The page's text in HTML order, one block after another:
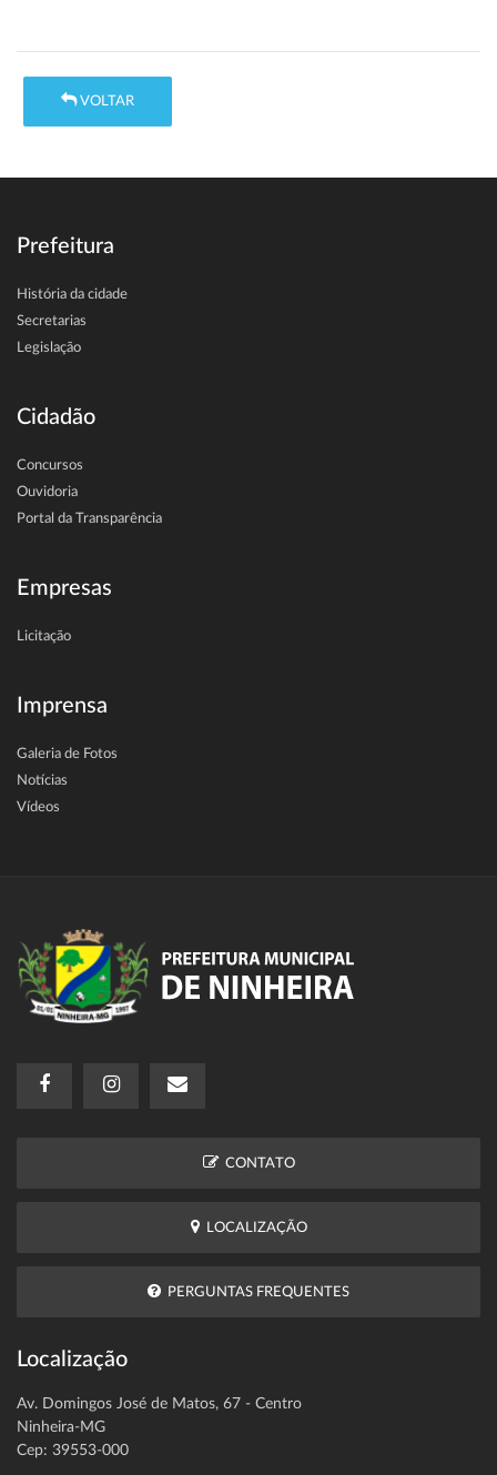
VOLTAR
Prefeitura
História da cidade
Secretarias
Legislação
Cidadão
Concursos
Ouvidoria
Portal da Transparência
Empresas
Licitação
Imprensa
Galeria de Fotos
Notícias
Vídeos
CONTATO
LOCALIZAÇÃO
PERGUNTAS FREQUENTES
Localização
Av. Domingos José de Matos, 67 - Centro
Ninheira-MG
Cep: 39553-000